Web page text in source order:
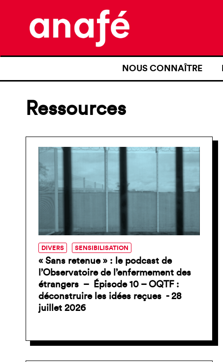
NOUS CONNAÎTRE
NOTRE HISTOIRE
TRANSPARENCE
Ressources
DIVERS SENSIBILISATION
« Sans retenue » : le podcast de
l’Observatoire de l’enfermement des
étrangers – Épisode 10 – OQTF :
déconstruire les idées reçues - 28
juillet 2026